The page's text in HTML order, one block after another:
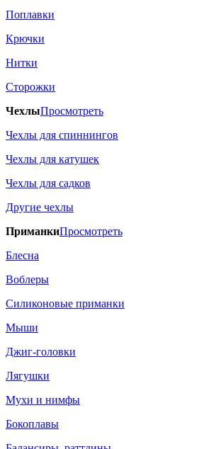
Поплавки
Крючки
Нитки
Сторожки
ЧехлыПросмотреть
Чехлы для спиннингов
Чехлы для катушек
Чехлы для садков
Другие чехлы
ПриманкиПросмотреть
Блесна
Воблеры
Силиконовые приманки
Мыши
Джиг-головки
Лягушки
Мухи и нимфы
Бокоплавы